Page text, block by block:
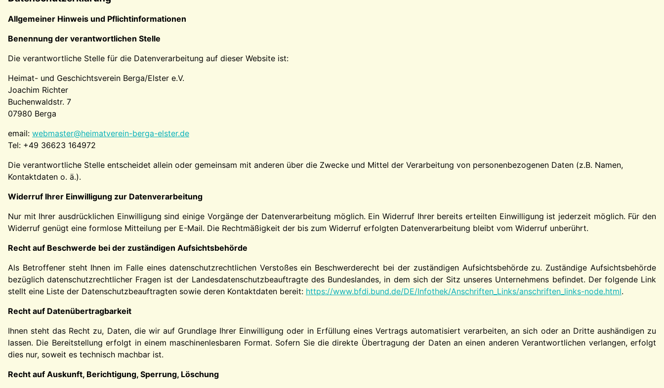
Allgemeiner Hinweis und Pflichtinformationen
Benennung der verantwortlichen Stelle
Die verantwortliche Stelle für die Datenverarbeitung auf dieser Website ist:
Heimat- und Geschichtsverein Berga/Elster e.V.
Joachim Richter
Buchenwaldstr. 7
07980 Berga
email: webmaster@heimatverein-berga-elster.de
Tel: +49 36623 164972
Die verantwortliche Stelle entscheidet allein oder gemeinsam mit anderen über die Zwecke und Mittel der Verarbeitung von personenbezogenen Daten (z.B. Namen,
Kontaktdaten o. ä.).
Widerruf Ihrer Einwilligung zur Datenverarbeitung
Nur mit Ihrer ausdrücklichen Einwilligung sind einige Vorgänge der Datenverarbeitung möglich. Ein Widerruf Ihrer bereits erteilten Einwilligung ist jederzeit möglich. Für den
Widerruf genügt eine formlose Mitteilung per E-Mail. Die Rechtmäßigkeit der bis zum Widerruf erfolgten Datenverarbeitung bleibt vom Widerruf unberührt.
Recht auf Beschwerde bei der zuständigen Aufsichtsbehörde
Als Betroffener steht Ihnen im Falle eines datenschutzrechtlichen Verstoßes ein Beschwerderecht bei der zuständigen Aufsichtsbehörde zu. Zuständige Aufsichtsbehörde
bezüglich datenschutzrechtlicher Fragen ist der Landesdatenschutzbeauftragte des Bundeslandes, in dem sich der Sitz unseres Unternehmens befindet. Der folgende Link
stellt eine Liste der Datenschutzbeauftragten sowie deren Kontaktdaten bereit: https://www.bfdi.bund.de/DE/Infothek/Anschriften_Links/anschriften_links-node.html.
Recht auf Datenübertragbarkeit
Ihnen steht das Recht zu, Daten, die wir auf Grundlage Ihrer Einwilligung oder in Erfüllung eines Vertrags automatisiert verarbeiten, an sich oder an Dritte aushändigen zu
lassen. Die Bereitstellung erfolgt in einem maschinenlesbaren Format. Sofern Sie die direkte Übertragung der Daten an einen anderen Verantwortlichen verlangen, erfolgt
dies nur, soweit es technisch machbar ist.
Recht auf Auskunft, Berichtigung, Sperrung, Löschung